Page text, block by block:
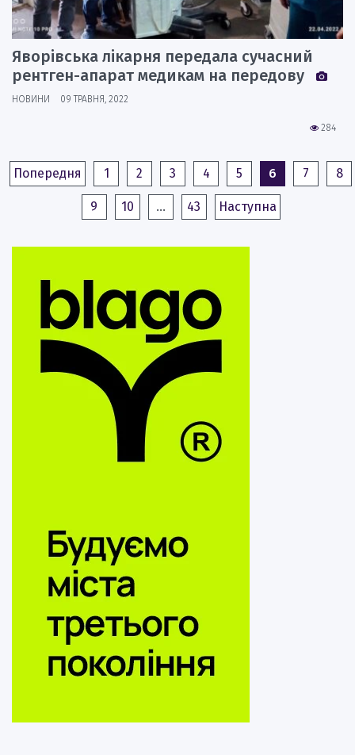
Яворівська лікарня передала сучасний
рентген-апарат медикам на передову
НОВИНИ 09 ТРАВНЯ, 2022
284
Попередня 1 2 3 4 5 6 7 8
9 10 … 43 Наступна